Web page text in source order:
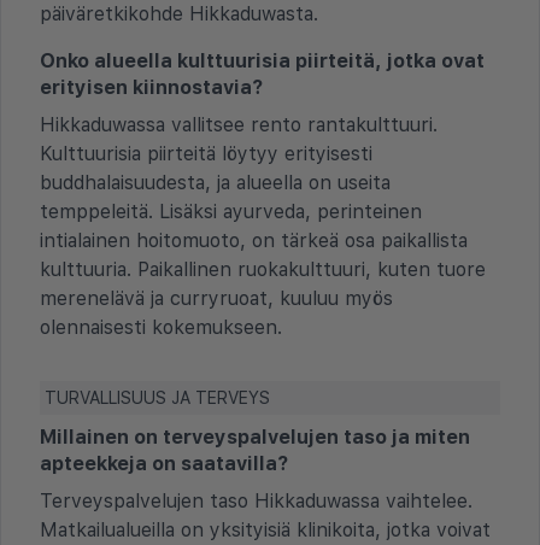
päiväretkikohde Hikkaduwasta.
Onko alueella kulttuurisia piirteitä, jotka ovat
erityisen kiinnostavia?
Hikkaduwassa vallitsee rento rantakulttuuri.
Kulttuurisia piirteitä löytyy erityisesti
buddhalaisuudesta, ja alueella on useita
temppeleitä. Lisäksi ayurveda, perinteinen
intialainen hoitomuoto, on tärkeä osa paikallista
kulttuuria. Paikallinen ruokakulttuuri, kuten tuore
merenelävä ja curryruoat, kuuluu myös
olennaisesti kokemukseen.
TURVALLISUUS JA TERVEYS
Millainen on terveyspalvelujen taso ja miten
apteekkeja on saatavilla?
Terveyspalvelujen taso Hikkaduwassa vaihtelee.
Matkailualueilla on yksityisiä klinikoita, jotka voivat